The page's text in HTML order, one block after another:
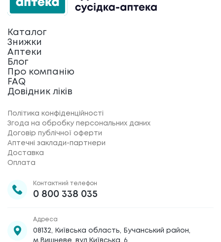
Каталог
Знижки
Аптеки
Блог
Про компанію
FAQ
Довідник ліків
Політика конфіденційності
Згода на обробку персональних даних
Договір публічної оферти
Аптечні заклади-партнери
Доставка
Оплата
Контактний телефон
0 800 338 035
Адреса
08132, Київська область, Бучанський район,
м.Вишневе, вул.Київська, 6